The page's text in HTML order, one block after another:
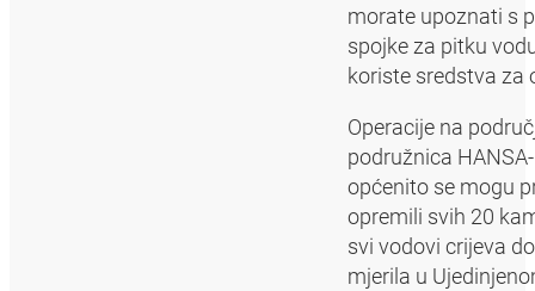
morate upoznati s
spojke za pitku
koriste sredstva za
Operacije na
podružnica
općenito se mogu
opremili svih 20
svi vodovi crijeva
mjerila u